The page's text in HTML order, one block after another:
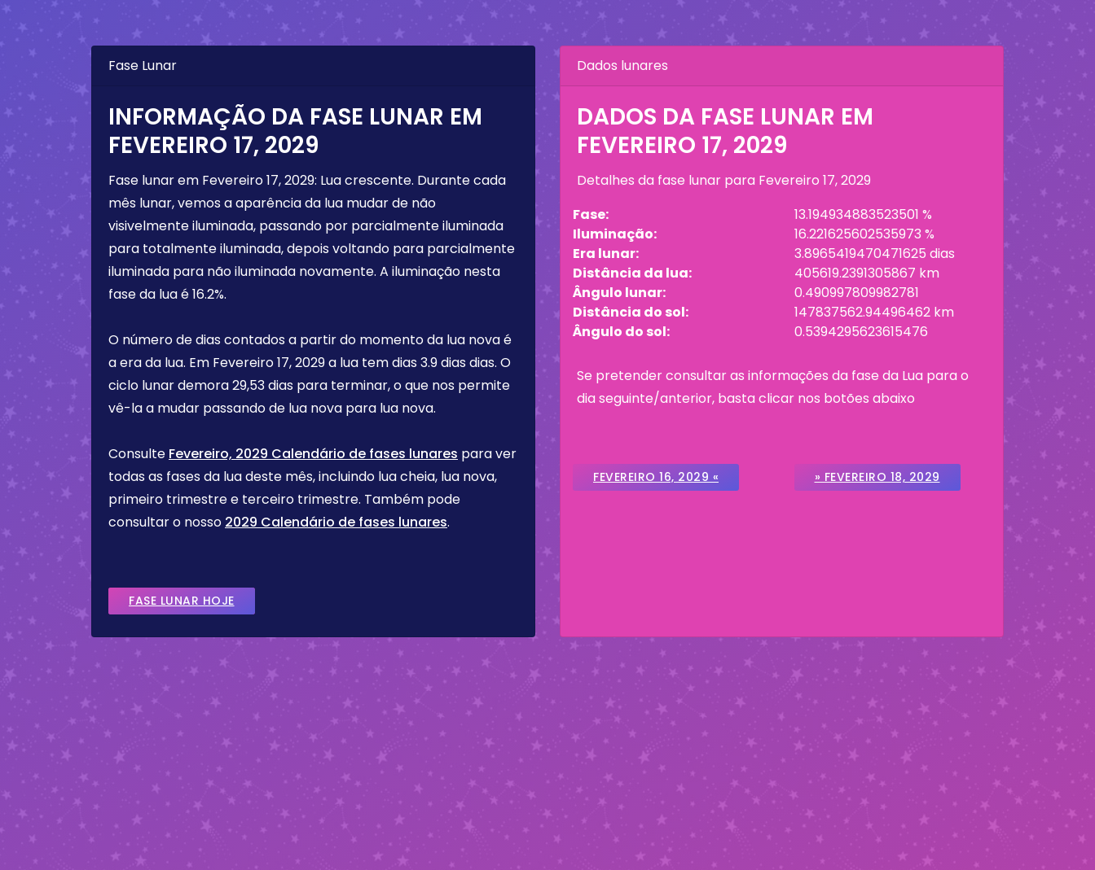
Fase Lunar
INFORMAÇÃO DA FASE LUNAR EM
FEVEREIRO 17, 2029
Fase lunar em Fevereiro 17, 2029: Lua crescente. Durante cada
mês lunar, vemos a aparência da lua mudar de não
visivelmente iluminada, passando por parcialmente iluminada
para totalmente iluminada, depois voltando para parcialmente
iluminada para não iluminada novamente. A iluminação nesta
fase da lua é16.2%.
O número de dias contados a partir do momento da lua nova é
a era da lua. Em Fevereiro 17, 2029a lua tem dias 3.9 dias dias. O
ciclo lunar demora 29,53 dias para terminar, o que nos permite
vê-la a mudar passando de lua nova para lua nova.
Consulte Fevereiro, 2029 Calendário de fases lunares para ver
todas as fases da lua deste mês, incluindo lua cheia, lua nova,
primeiro trimestre e terceiro trimestre. Também pode
consultar o nosso 2029 Calendário de fases lunares.
FASE LUNAR HOJE
Dados lunares
DADOS DA FASE LUNAR EM
FEVEREIRO 17, 2029
Detalhes da fase lunar para Fevereiro 17, 2029
Fase:
13.194934883523501 %
Iluminação:
16.221625602535973 %
Era lunar:
3.8965419470471625 dias
Distância da lua:
405619.2391305867 km
Ângulo lunar:
0.490997809982781
Distância do sol:
147837562.94496462 km
Ângulo do sol:
0.5394295623615476
Se pretender consultar as informações da fase da Lua para o
dia seguinte/anterior, basta clicar nos botões abaixo
FEVEREIRO 16, 2029 « » FEVEREIRO 18, 2029